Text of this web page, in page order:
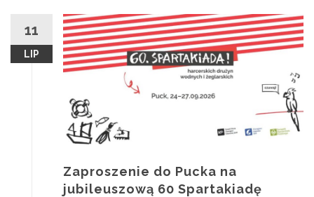
11
LIP
Zaproszenie do Pucka na
jubileuszową 60 Spartakiadę